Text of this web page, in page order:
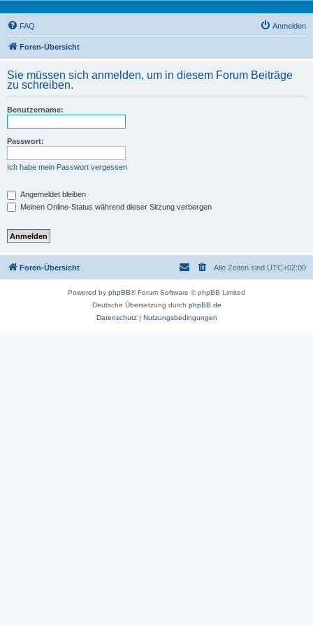
FAQ Anmelden
Foren-Übersicht
Sie müssen sich anmelden, um in diesem Forum Beiträge
zu schreiben.
Benutzername:
Passwort:
Ich habe mein Passwort vergessen
Angemeldet bleiben
Meinen Online-Status während dieser Sitzung verbergen
Foren-Übersicht Alle Zeiten sind UTC+02:00
Powered by phpBB® Forum Software © phpBB Limited
Deutsche Übersetzung durch phpBB.de
Datenschutz| Nutzungsbedingungen